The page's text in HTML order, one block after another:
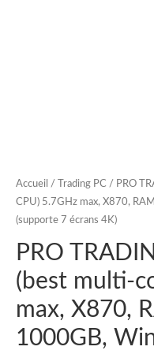
Accueil / Trading PC / PRO
CPU) 5.7GHz max, X870,
(supporte 7 écrans 4K)
PRO
(best multi-
max, X870,
1000GB,